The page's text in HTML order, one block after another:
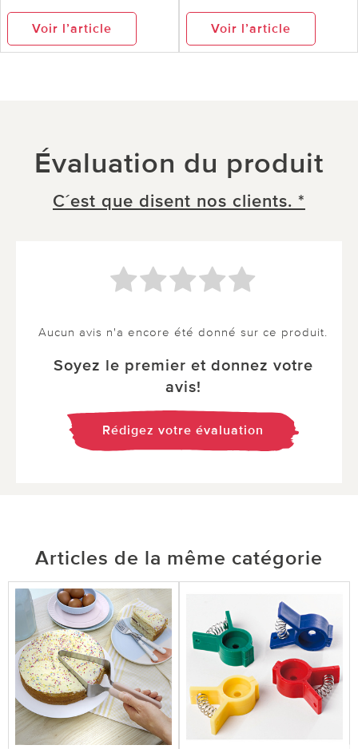
Voir l’article Voir l’article
Évaluation du produit
C´est que disent nos clients. *
Aucun avis n'a encore été donné sur ce produit.
Soyez le premier et donnez votre
avis!
Rédigez votre évaluation
Articles de la même catégorie